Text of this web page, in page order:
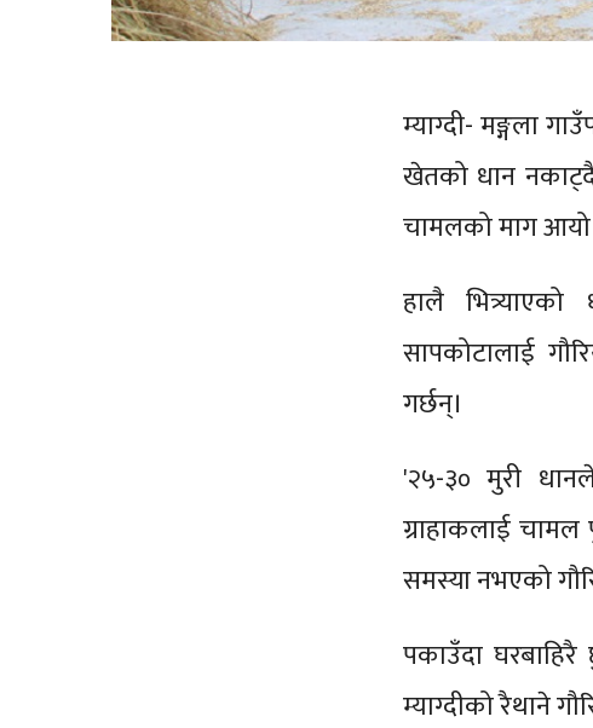
म्याग्दी- मङ्गला
खेतको धान नकाट्दै
चामलको माग
हालै
सापकोटालाई
गर्छन्।
'२५-३० मुरी
ग्राहाकलाई
समस्या नभएको
पकाउँदा
म्याग्दीको रैथाने